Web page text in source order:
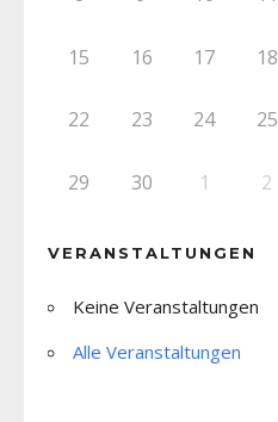
15 16 17 18
22 23 24 25
29 30 1 2
VERANSTALTUNGEN
Keine Veranstaltungen
Alle Veranstaltungen